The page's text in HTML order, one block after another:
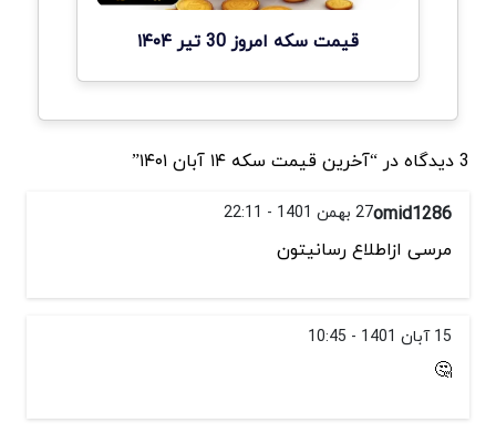
قیمت سکه امروز 30 تیر ۱۴۰۴
3 دیدگاه در “آخرین قیمت سکه ۱۴ آبان ۱۴۰۱”
omid128627 بهمن 1401 - 22:11
مرسی ازاطلاع رسانیتون
15 آبان 1401 - 10:45
🤔